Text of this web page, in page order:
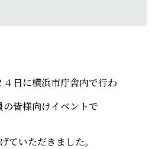
４日に横浜市庁舎内で行わ
皆様向けイベントで
いただきました。